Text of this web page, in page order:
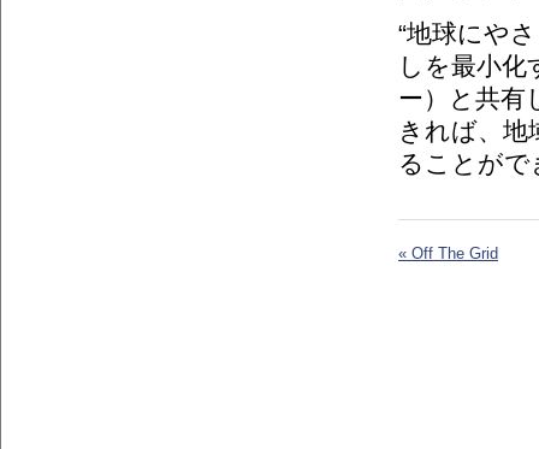
“地球にや
しを最小
ー）と共有
きれば、地
ることが
« Off The Grid